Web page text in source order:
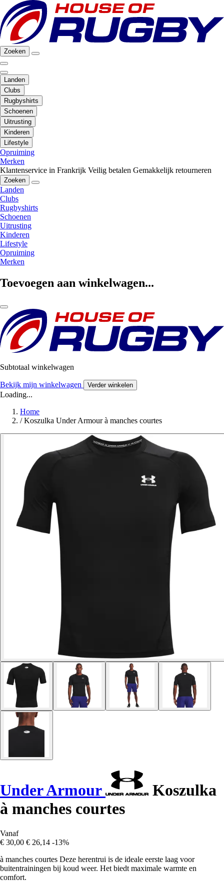
Zoeken
Landen
Clubs
Rugbyshirts
Schoenen
Uitrusting
Kinderen
Lifestyle
Opruiming
Merken
Klantenservice in Frankrijk Veilig betalen Gemakkelijk retourneren
Zoeken
Landen
Clubs
Rugbyshirts
Schoenen
Uitrusting
Kinderen
Lifestyle
Opruiming
Merken
Toevoegen aan winkelwagen...
Subtotaal winkelwagen
Bekijk mijn winkelwagen Verder winkelen
Loading...
Home
/ Koszulka Under Armour à manches courtes
Under Armour
Koszulka
à manches courtes
Vanaf
€ 30,00 € 26,14 -13%
à manches courtes Deze herentrui is de ideale eerste laag voor
buitentrainingen bij koud weer. Het biedt maximale warmte en
comfort.